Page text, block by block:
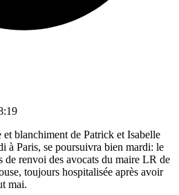
blanchiment de Patrick et Isabelle
à Paris, se poursuivra bien mardi: le
de renvoi des avocats du maire LR de
toujours hospitalisée après avoir
mai.